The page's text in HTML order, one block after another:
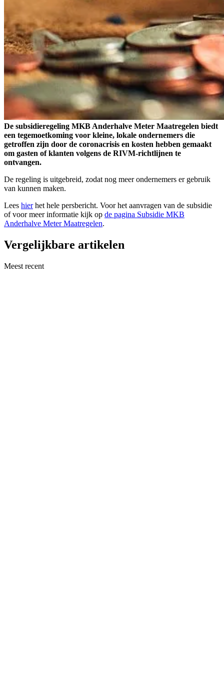
De subsidieregeling MKB Anderhalve Meter Maatregelen biedt
een tegemoetkoming voor kleine, lokale ondernemers die
getroffen zijn door de coronacrisis en kosten hebben gemaakt
om gasten of klanten volgens de RIVM-richtlijnen te
ontvangen.
De regeling is uitgebreid, zodat nog meer ondernemers er gebruik
van kunnen maken.
Lees hierhet hele persbericht. Voor het aanvragen van de subsidie
of voor meer informatie kijk op de pagina Subsidie MKB
Anderhalve Meter Maatregelen.
Vergelijkbare artikelen
Meest recent